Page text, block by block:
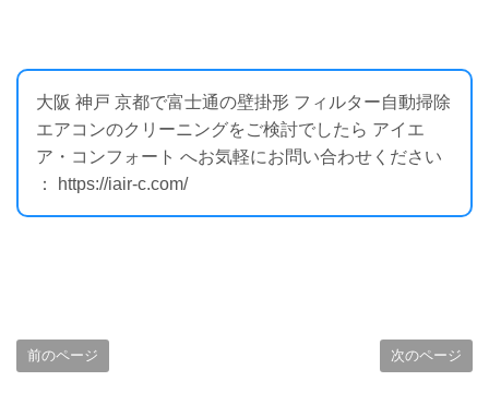
大阪 神戸 京都で富士通の壁掛形 フィルター自動掃除
エアコンのクリーニングをご検討でしたら アイエ
ア・コンフォート へお気軽にお問い合わせください
： https://iair-c.com/
前のページ 次のページ